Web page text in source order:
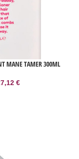
MANE TAMER 300ML
€